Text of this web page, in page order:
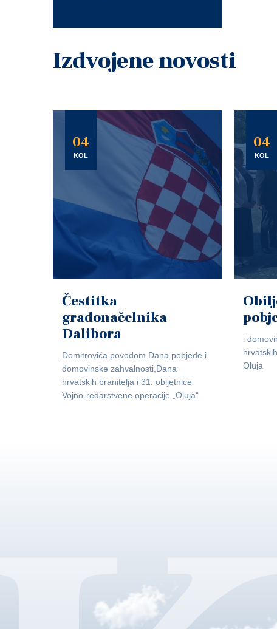
Izdvojene novosti
04
KOL
Čestitka
gradonačelnika
Dalibora
Domitrovića povodom Dana pobjede i
domovinske zahvalnosti,Dana
hrvatskih branitelja i 31. obljetnice
Vojno-redarstvene operacije „Oluja“
04
KOL
i
Oluja